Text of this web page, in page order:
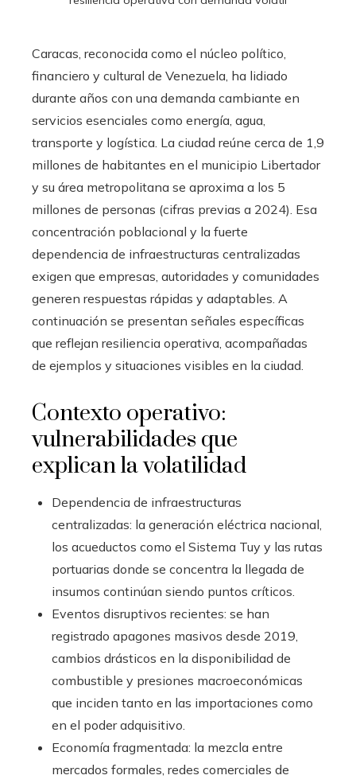
Caracas, reconocida como el núcleo político,
financiero y cultural de Venezuela, ha lidiado
durante años con una demanda cambiante en
servicios esenciales como energía, agua,
transporte y logística. La ciudad reúne cerca de 1,9
millones de habitantes en el municipio Libertador
y su área metropolitana se aproxima a los 5
millones de personas (cifras previas a 2024). Esa
concentración poblacional y la fuerte
dependencia de infraestructuras centralizadas
exigen que empresas, autoridades y comunidades
generen respuestas rápidas y adaptables. A
continuación se presentan señales específicas
que reflejan resiliencia operativa, acompañadas
de ejemplos y situaciones visibles en la ciudad.
Contexto operativo:
vulnerabilidades que
explican la volatilidad
Dependencia de infraestructuras
centralizadas: la generación eléctrica nacional,
los acueductos como el Sistema Tuy y las rutas
portuarias donde se concentra la llegada de
insumos continúan siendo puntos críticos.
Eventos disruptivos recientes: se han
registrado apagones masivos desde 2019,
cambios drásticos en la disponibilidad de
combustible y presiones macroeconómicas
que inciden tanto en las importaciones como
en el poder adquisitivo.
Economía fragmentada: la mezcla entre
mercados formales, redes comerciales de